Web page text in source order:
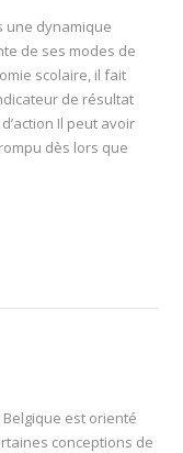
une dynamique
de ses modes de
scolaire, il fait
de résultat
Il peut avoir
dès lors que
est orienté
conceptions de